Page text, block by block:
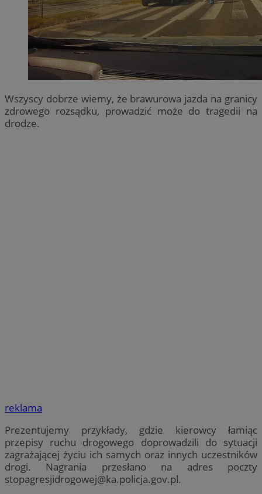
Wszyscy dobrze wiemy, że brawurowa jazda na granicy
zdrowego rozsądku, prowadzić może do tragedii na
drodze.
reklama
Prezentujemy przykłady, gdzie kierowcy łamiąc
przepisy ruchu drogowego doprowadzili do sytuacji
zagrażającej życiu ich samych oraz innych uczestników
drogi. Nagrania przesłano na adres poczty
stopagresjidrogowej@ka.policja.gov.pl.